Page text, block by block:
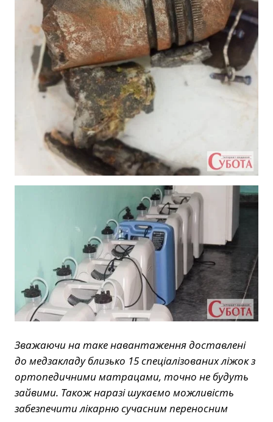
Зважаючи на таке навантаження доставлені
до медзакладу близько 15 спеціалізованих ліжок з
ортопедичними матрацами, точно не будуть
зайвими. Також наразі шукаємо можливість
забезпечити лікарню сучасним переносним